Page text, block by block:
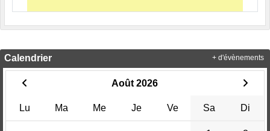
Calendrier
Août 2026
Lu Ma Me Je Ve Sa Di
+ d'évènements